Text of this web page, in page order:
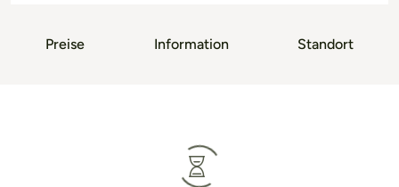
Preise Information Standort